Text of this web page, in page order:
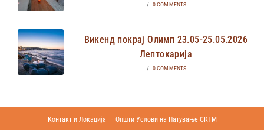
/ 0 COMMENTS
Викенд покрај Олимп 23.05-25.05.2026
Лептокарија
/ 0 COMMENTS
Контакт и Локација Општи Услови на Патување СКТМ